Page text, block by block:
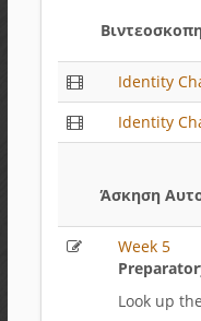
Identity
Identity
Άσκηση
Week 5
Look up